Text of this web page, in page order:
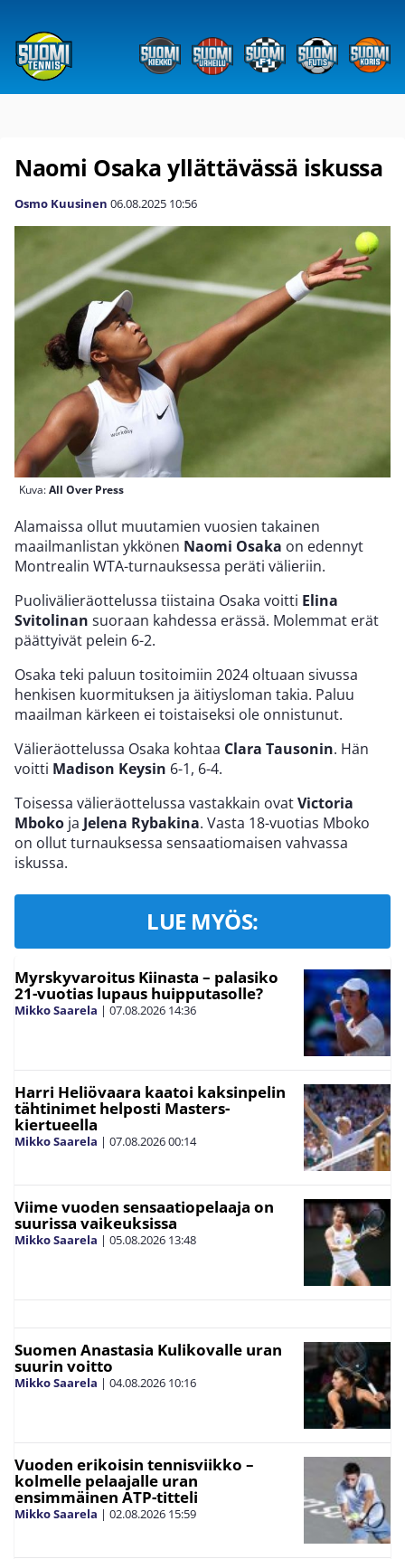
Naomi Osaka yllättävässä iskussa
Osmo Kuusinen 06.08.2025 10:56
Kuva:All Over Press
Alamaissa ollut muutamien vuosien takainen
maailmanlistan ykkönen Naomi Osaka on edennyt
Montrealin WTA-turnauksessa peräti välieriin.
Puolivälieräottelussa tiistaina Osaka voitti Elina
Svitolinan suoraan kahdessa erässä. Molemmat erät
päättyivät pelein 6-2.
Osaka teki paluun tositoimiin 2024 oltuaan sivussa
henkisen kuormituksen ja äitiysloman takia. Paluu
maailman kärkeen ei toistaiseksi ole onnistunut.
Välieräottelussa Osaka kohtaa Clara Tausonin. Hän
voitti Madison Keysin 6-1, 6-4.
Toisessa välieräottelussa vastakkain ovatVictoria
Mboko ja Jelena Rybakina. Vasta 18-vuotias Mboko
on ollut turnauksessa sensaatiomaisen vahvassa
iskussa.
LUE MYÖS:
Myrskyvaroitus Kiinasta – palasiko
21-vuotias lupaus huipputasolle?
Mikko Saarela | 07.08.2026 14:36
Harri Heliövaara kaatoi kaksinpelin
tähtinimet helposti Masters-
kiertueella
Mikko Saarela | 07.08.202600:14
Viime vuoden sensaatiopelaaja on
suurissa vaikeuksissa
Mikko Saarela | 05.08.2026 13:48
Suomen Anastasia Kulikovalle uran
suurin voitto
Mikko Saarela | 04.08.2026 10:16
Vuoden erikoisin tennisviikko –
kolmelle pelaajalle uran
ensimmäinen ATP-titteli
Mikko Saarela | 02.08.2026 15:59